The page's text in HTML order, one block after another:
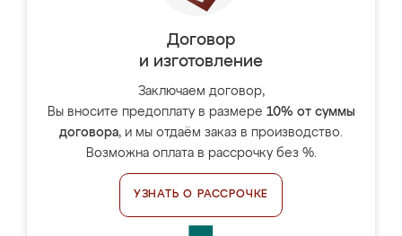
Договор
и изготовление
Заключаем договор,
Вы вносите предоплату в размере 10% от суммы
договора, и мы отдаём заказ в производство.
Возможна оплата в рассрочку без %.
УЗНАТЬ О РАССРОЧКЕ